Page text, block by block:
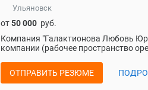
Ульяновск
от50 000 руб.
Компания "Галактионова Любовь
компании (рабочее пространство
ОТПРАВИТЬ РЕЗЮМЕ